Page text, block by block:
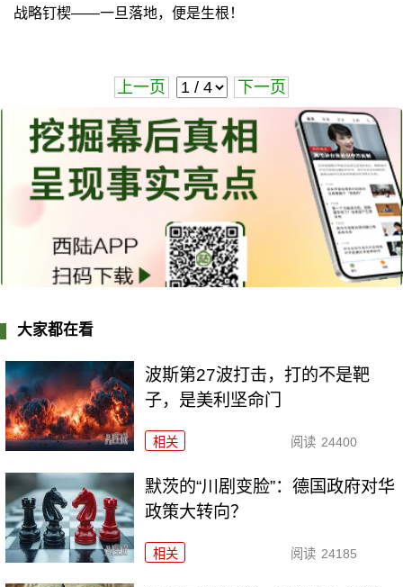
战略钉楔——一旦落地，便是生根！
上一页 下一页
大家都在看
波斯第27波打击，打的不是靶
子，是美利坚命门
相关 阅读 24400
默茨的“川剧变脸”：德国政府对华
政策大转向？
相关 阅读 24185